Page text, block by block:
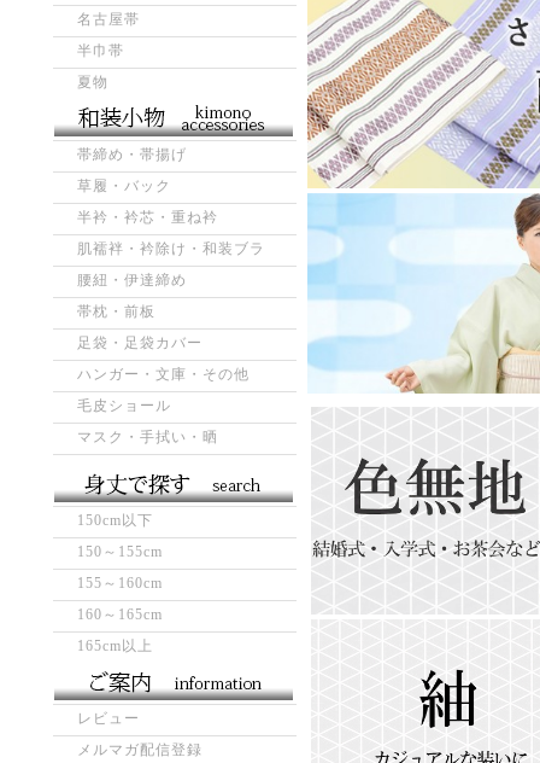
名古屋帯
半巾帯
夏物
帯締め・帯揚げ
草履・バック
半衿・衿芯・重ね衿
肌襦袢・衿除け・和装ブラ
腰紐・伊達締め
帯枕・前板
足袋・足袋カバー
ハンガー・文庫・その他
毛皮ショール
マスク・手拭い・晒
150cm以下
150～155cm
155～160cm
160～165cm
165cm以上
レビュー
メルマガ配信登録